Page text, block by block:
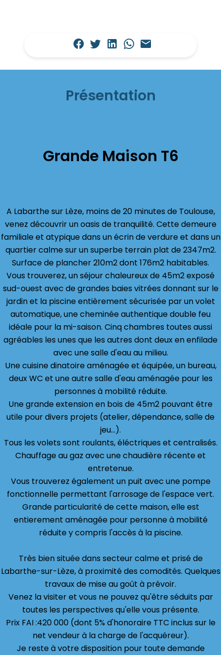
Présentation
Grande Maison T6
A Labarthe sur Lèze, moins de 20 minutes de Toulouse,
venez découvrir un oasis de tranquilité. Cette demeure
familiale et atypique dans un écrin de verdure et dans un
quartier calme sur un superbe terrain plat de 2347m2.
Surface de plancher 210m2 dont 176m2 habitables.
Vous trouverez, un séjour chaleureux de 45m2 exposé
sud-ouest avec de grandes baies vitrées donnant sur le
jardin et la piscine entièrement sécurisée par un volet
automatique, une cheminée authentique double feu
idéale pour la mi-saison. Cinq chambres toutes aussi
agréables les unes que les autres dont deux en enfilade
avec une salle d'eau au milieu.
Une cuisine dinatoire aménagée et équipée, un bureau,
deux WC et une autre salle d'eau aménagée pour les
personnes à mobilité réduite.
Une grande extension en bois de 45m2 pouvant être
utile pour divers projets (atelier, dépendance, salle de
jeu...).
Tous les volets sont roulants, éléctriques et centralisés.
Chauffage au gaz avec une chaudière récente et
entretenue.
Vous trouverez également un puit avec une pompe
fonctionnelle permettant l'arrosage de l'espace vert.
Grande particularité de cette maison, elle est
entierement aménagée pour personne à mobilité
réduite y compris l'accès à la piscine.
Très bien située dans secteur calme et prisé de
Labarthe-sur-Lèze, à proximité des comodités. Quelques
travaux de mise au goût à prévoir.
Venez la visiter et vous ne pouvez qu'être séduits par
toutes les perspectives qu'elle vous présente.
Prix FAI :420 000 (dont 5% d'honoraire TTC inclus sur le
net vendeur à la charge de l'acquéreur).
Je reste à votre disposition pour toute demande